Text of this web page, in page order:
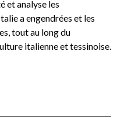
et analyse les
a engendrées et les
tout au long du
italienne et tessinoise.